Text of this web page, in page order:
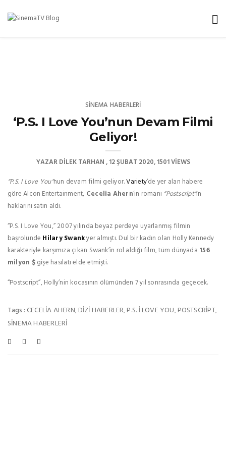
SINEMA HABERLERI
‘P.S. I Love You’nun Devam Filmi
Geliyor!
YAZARDILEK TARHAN 12 ŞUBAT 2020 1501 VIEWS
“P.S. I Love You”nun devam filmi geliyor.Variety‘de yer alan habere
göre Alcon Entertainment, Cecelia Ahern‘in romanı “Postscript”in
haklarını satın aldı.
“P.S. I Love You,” 2007 yılında beyaz perdeye uyarlanmış filmin
başrolünde Hilary Swankyer almıştı. Dul bir kadın olan Holly Kennedy
karakteriyle karşımıza çıkan Swank’in rol aldığı film, tüm dünyada 156
milyon $gişe hasılatı elde etmişti.
“Postscript”, Holly’nin kocasının ölümünden 7 yıl sonrasında geçecek.
Tags : CECELIA AHERN,DIZI HABERLER,P.S. I LOVE YOU,POSTSCRIPT,
SINEMA HABERLERI